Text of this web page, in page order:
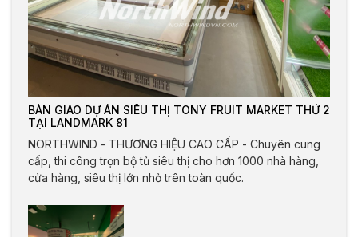
BÀN GIAO DỰ ÁN SIÊU THỊ TONY FRUIT MARKET THỨ 2
TẠI LANDMARK 81
NORTHWIND - THƯƠNG HIỆU CAO CẤP - Chuyên cung
cấp, thi công trọn bộ tủ siêu thị cho hơn 1000 nhà hàng,
cửa hàng, siêu thị lớn nhỏ trên toàn quốc.